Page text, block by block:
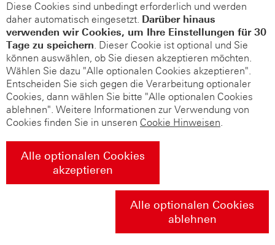
Diese Cookies sind unbedingt erforderlich und werden
daher automatisch eingesetzt. Darüber hinaus
verwenden wir Cookies, um Ihre Einstellungen für 30
Tage zu speichern. Dieser Cookie ist optional und Sie
können auswählen, ob Sie diesen akzeptieren möchten.
Wählen Sie dazu "Alle optionalen Cookies akzeptieren".
Entscheiden Sie sich gegen die Verarbeitung optionaler
Cookies, dann wählen Sie bitte "Alle optionalen Cookies
ablehnen". Weitere Informationen zur Verwendung von
Cookies finden Sie in unseren Cookie Hinweisen.
Alle optionalen Cookies
akzeptieren
Alle optionalen Cookies
ablehnen